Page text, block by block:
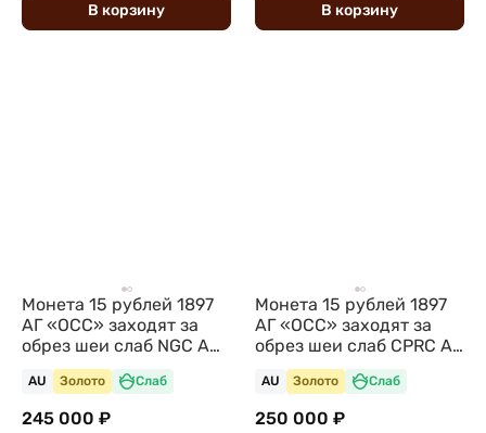
В корзину В корзину
Монета 15 рублей 1897
АГ «ОСС» заходят за
обрез шеи слаб NGC AU
AU Золото Слаб
245 000 ₽
Монета 15 рублей 1897
АГ «ОСС» заходят за
обрез шеи слаб CPRC AU
AU Золото Слаб
250 000 ₽